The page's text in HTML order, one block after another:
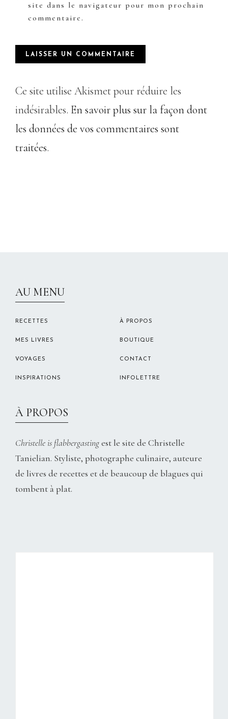
site dans le navigateur pour mon prochain
commentaire.
Ce site utilise Akismet pour réduire les
indésirables. En savoir plus sur la façon dont
les données de vos commentaires sont
traitées.
AU MENU
RECETTES
MES LIVRES
VOYAGES
INSPIRATIONS
À PROPOS
BOUTIQUE
CONTACT
INFOLETTRE
À PROPOS
Christelle is flabbergastingest le site de Christelle
Tanielian. Styliste, photographe culinaire, auteure
de livres de recettes et de beaucoup de blagues qui
tombent à plat.